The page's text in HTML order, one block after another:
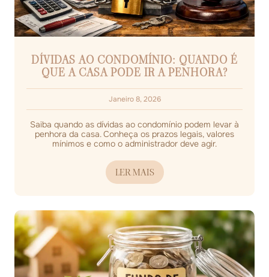
DÍVIDAS AO CONDOMÍNIO: QUANDO É
QUE A CASA PODE IR A PENHORA?
Janeiro 8, 2026
Saiba quando as dívidas ao condomínio podem levar à
penhora da casa. Conheça os prazos legais, valores
mínimos e como o administrador deve agir.
LER MAIS